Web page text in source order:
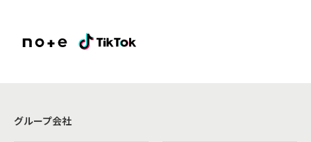
グループ会社